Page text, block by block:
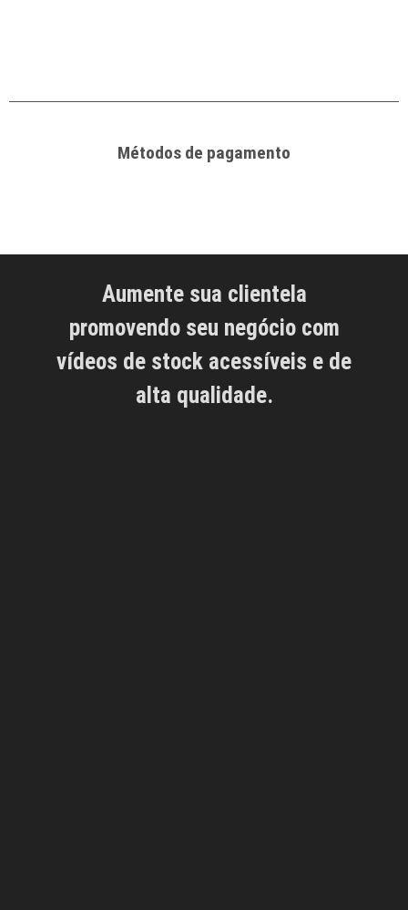
Métodos de pagamento
Aumente sua clientela
promovendo seu negócio com
vídeos de stock acessíveis e de
alta qualidade.